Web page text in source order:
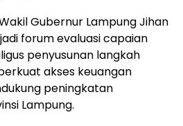
Gubernur Lampung Jihan
forum evaluasi capaian
penyusunan langkah
akses keuangan
peningkatan
Lampung.